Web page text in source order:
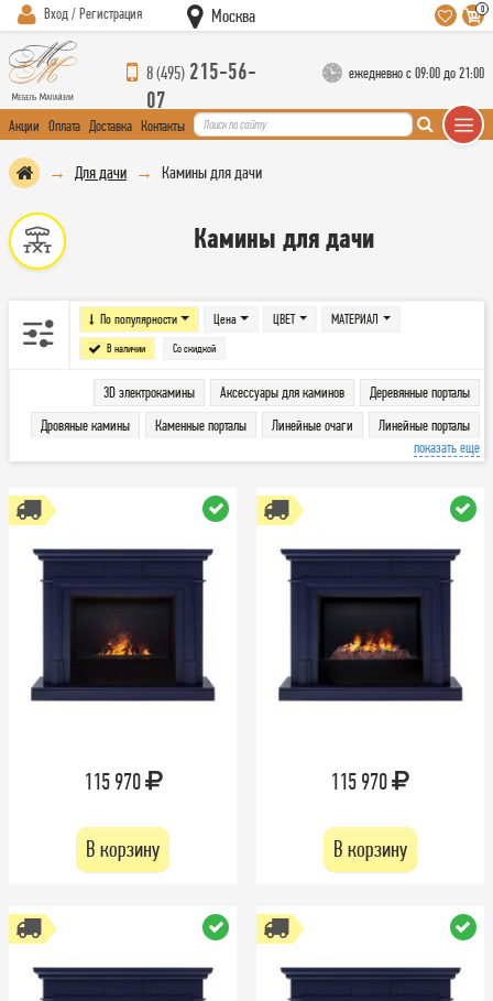
Вход / Регистрация Москва 0
8 (495) 215-56-
07
ежедневно с 09:00 до 21:00
Акции Оплата Доставка Контакты
Для дачи Камины для дачи
Камины для дачи
По популярности Цена
В наличии Со скидкой
ЦВЕТ МАТЕРИАЛ
3D электрокамины Аксессуары для каминов
Деревянные порталы
Дровяные камины
Каменные порталы Линейные очаги
Линейные порталы
Печи
Порталы Угловые порталы Широкие очаги
Электрокамины
показать еще
115 970
В корзину
115 970
В корзину